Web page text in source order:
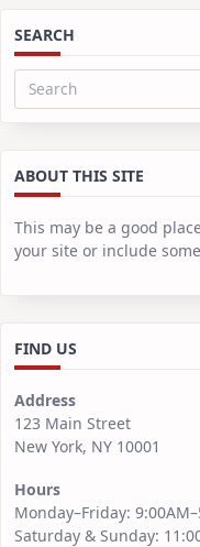
SEARCH
Search
ABOUT THIS SITE
This may be a good
your site or include
FIND US
Address
123 Main Street
New York, NY 10001
Hours
Monday–Friday:
Saturday & Sunday: